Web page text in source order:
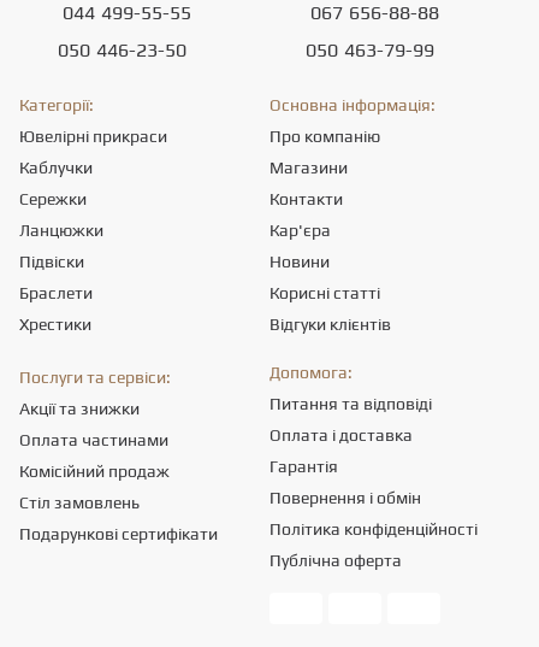
044 499-55-55
050 446-23-50
067 656-88-88
050 463-79-99
Категорії:
Ювелірні прикраси
Каблучки
Сережки
Ланцюжки
Підвіски
Браслети
Хрестики
Основна інформація:
Про компанію
Магазини
Контакти
Кар'єра
Новини
Корисні статті
Відгуки клієнтів
Послуги та сервіси:
Акції та знижки
Оплата частинами
Комісійний продаж
Стіл замовлень
Подарункові сертифікати
Допомога:
Питання та відповіді
Оплата і доставка
Гарантія
Повернення і обмін
Політика конфіденційності
Публічна оферта